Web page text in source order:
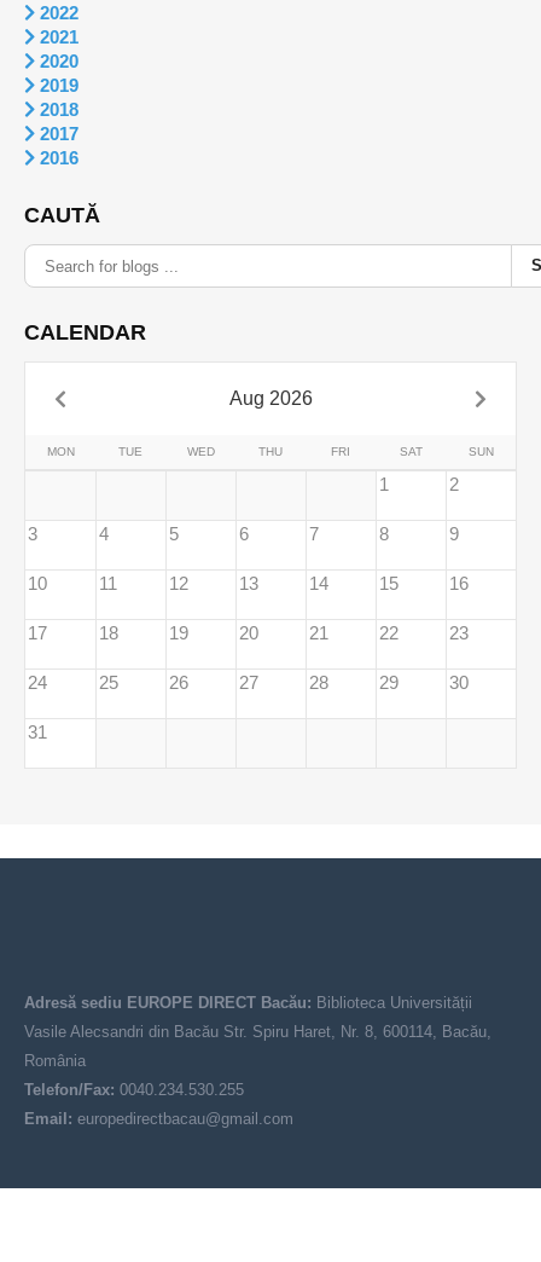
2022
2021
2020
2019
2018
2017
2016
CAUTĂ
CALENDAR
Aug 2026
MON TUE WED THU FRI SAT SUN
1 2
3 4 5 6 7 8 9
10 11 12 13 14 15 16
17 18 19 20 21 22 23
24 25 26 27 28 29 30
31
Adresă sediu EUROPE DIRECT Bacău: Biblioteca Universității
Vasile Alecsandri din Bacău Str. Spiru Haret, Nr. 8, 600114, Bacău,
România
Telefon/Fax: 0040.234.530.255
Email: europedirectbacau@gmail.com